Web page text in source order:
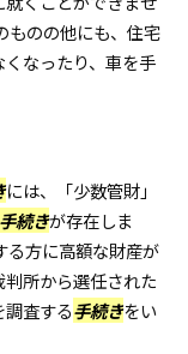
ものの他にも、住宅
なったり、車を手
には、「少数管財」
手続きが存在しま
る方に高額な財産が
所から選任された
査する手続きをい